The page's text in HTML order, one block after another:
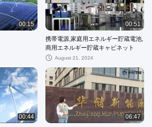
00:15 00:51
携帯電源,家庭用エネルギー貯蔵電池,
商用エネルギー貯蔵キャビネット
August 21, 2024
00:44 06:47